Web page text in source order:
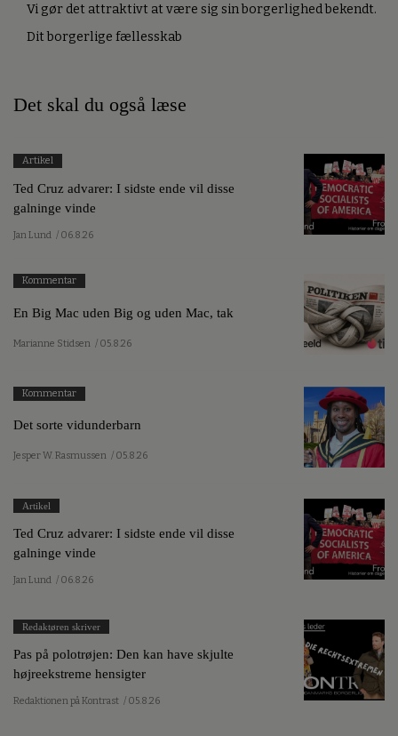
Vi gør det attraktivt at være sig sin borgerlighed bekendt.
Dit borgerlige fællesskab
Det skal du også læse
Artikel
Ted Cruz advarer: I sidste ende vil disse
galninge vinde
Jan Lund / 06.8.26
Kommentar
En Big Mac uden Big og uden Mac, tak
Marianne Stidsen / 05.8.26
Kommentar
Det sorte vidunderbarn
Jesper W. Rasmussen / 05.8.26
Artikel
Ted Cruz advarer: I sidste ende vil disse
galninge vinde
Jan Lund / 06.8.26
Redaktøren skriver
Pas på polotrøjen: Den kan have skjulte
højreekstreme hensigter
Redaktionen på Kontrast / 05.8.26